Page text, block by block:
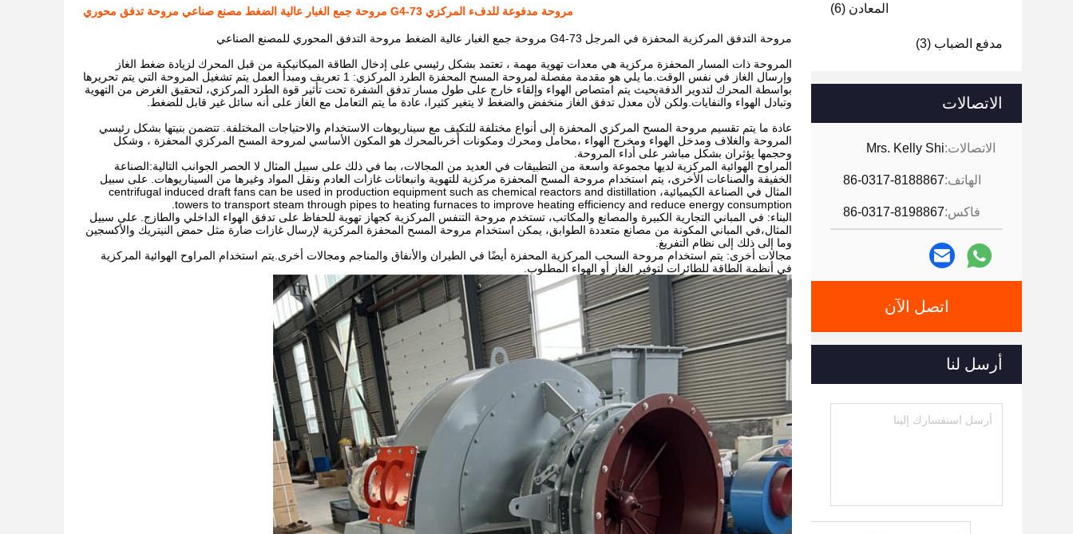
المعادن (6)
مدفع الضباب (3)
الاتصالات
الاتصالات:Mrs. Kelly Shi
الهاتف:86-0317-8188867
فاكس:86-0317-8198867
اتصل الآن
أرسل لنا
مروحة مدفوعة للدفء المركزي G4-73 مروحة جمع الغبار عالية الضغط مصنع صناعي مروحة تدفق محوري
مروحة التدفق المركزية المحفزة في المرجل G4-73 مروحة جمع الغبار عالية الضغط مروحة التدفق المحوري للمصنع الصناعي
المروحة ذات المسار المحفزة مركزية هي معدات تهوية مهمة ، تعتمد بشكل رئيسي على إدخال الطاقة الميكانيكية من قبل المحرك لزيادة ضغط الغاز
وإرسال الغاز في نفس الوقت.ما يلي هو مقدمة مفصلة لمروحة المسح المحفزة الطرد المركزي: 1 تعريف ومبدأ العمل يتم تشغيل المروحة التي يتم تحريرها
بواسطة المحرك لتدوير الدفةبحيث يتم امتصاص الهواء وإلقاء خارج على طول مسار تدفق الشفرة تحت تأثير قوة الطرد المركزي، لتحقيق الغرض من التهوية
وتبادل الهواء والنفايات.ولكن لأن معدل تدفق الغاز منخفض والضغط لا يتغير كثيرا، عادة ما يتم التعامل مع الغاز على أنه سائل غير قابل للضغط.
عادة ما يتم تقسيم مروحة المسح المركزي المحفزة إلى أنواع مختلفة للتكيف مع سيناريوهات الاستخدام والاحتياجات المختلفة. تتضمن بنيتها بشكل رئيسي
المروحة والغلاف ومدخل الهواء ومخرج الهواء ،محامل ومحرك ومكونات أخرىالمحرك هو المكون الأساسي لمروحة المسح المركزي المحفزة ، وشكل
وحجمها يؤثران بشكل مباشر على أداء المروحة.
المراوح الهوائية المركزية لديها مجموعة واسعة من التطبيقات في العديد من المجالات، بما في ذلك على سبيل المثال لا الحصر الجوانب التالية:الصناعة
الخفيفة والصناعات الأخرى، يتم استخدام مروحة المسح المحفزة مركزية للتهوية وانبعاثات غازات العادم ونقل المواد وغيرها من السيناريوهات. على سبيل
المثال في الصناعة الكيميائية، centrifugal induced draft fans can be used in production equipment such as chemical reactors and distillation
towers to transport steam through pipes to heating furnaces to improve heating efficiency and reduce energy consumption.
البناء: في المباني التجارية الكبيرة والمصانع والمكاتب، تستخدم مروحة التنفس المركزية كجهاز تهوية للحفاظ على تدفق الهواء الداخلي والطازج. على سبيل
المثال،في المباني المكونة من مصانع متعددة الطوابق، يمكن استخدام مروحة المسح المحفزة المركزية لإرسال غازات ضارة مثل حمض النيتريك والأكسجين
وما إلى ذلك إلى نظام التفريغ.
مجالات أخرى: يتم استخدام مروحة السحب المركزية المحفزة أيضًا في الطيران والأنفاق والمناجم ومجالات أخرى.يتم استخدام المراوح الهوائية المركزية
في أنظمة الطاقة للطائرات لتوفير الغاز أو الهواء المطلوب.